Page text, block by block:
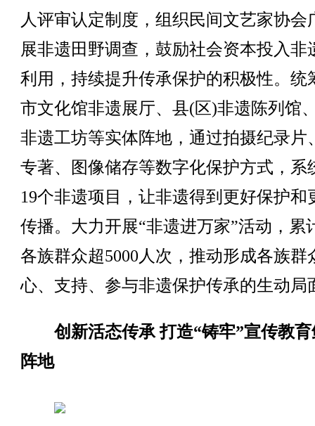
人评审认定制度，组织民间文艺家协会
展非遗田野调查，鼓励社会资本投入非
利用，持续提升传承保护的积极性。统
市文化馆非遗展厅、县(区)非遗陈列馆
非遗工坊等实体阵地，通过拍摄纪录片
专著、图像储存等数字化保护方式，系
19个非遗项目，让非遗得到更好保护和
传播。大力开展“非遗进万家”活动，累
各族群众超5000人次，推动形成各族群
心、支持、参与非遗保护传承的生动局
创新活态传承 打造“铸牢”宣传教
阵地